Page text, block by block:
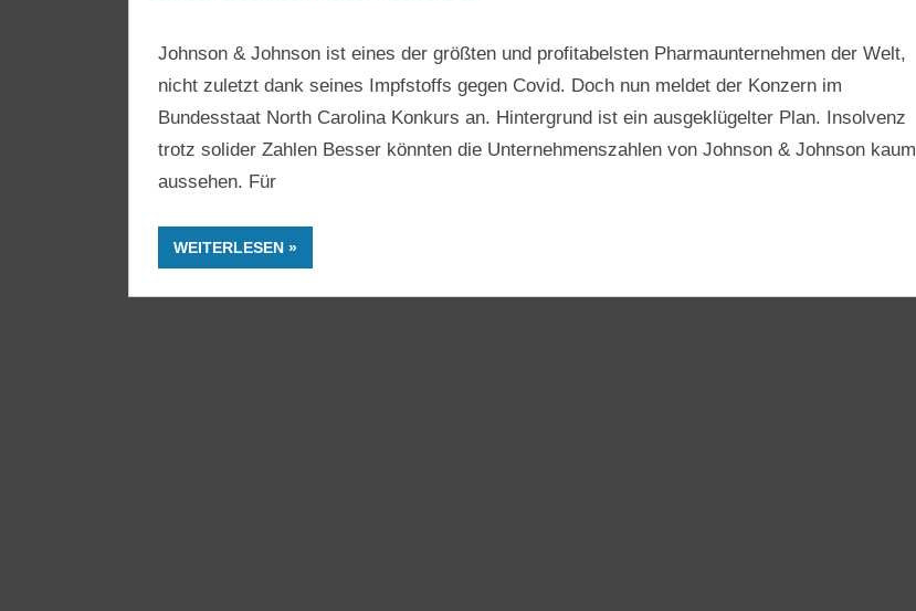
Johnson & Johnson ist eines der größten und profitabelsten Pharmaunternehmen der Welt,
nicht zuletzt dank seines Impfstoffs gegen Covid. Doch nun meldet der Konzern im
Bundesstaat North Carolina Konkurs an. Hintergrund ist ein ausgeklügelter Plan. Insolvenz
trotz solider Zahlen Besser könnten die Unternehmenszahlen von Johnson & Johnson kaum
aussehen. Für
WEITERLESEN